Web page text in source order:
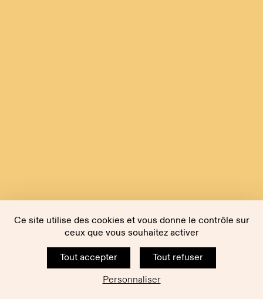
Ce site utilise des cookies et vous donne le contrôle sur
ceux que vous souhaitez activer
Tout accepter
Tout refuser
Personnaliser